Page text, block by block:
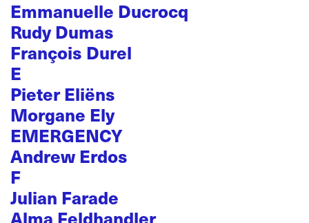
Emmanuelle Ducrocq
Rudy Dumas
François Durel
E
Pieter Eliëns
Morgane Ely
EMERGENCY
Andrew Erdos
F
Julian Farade
Alma Feldhandler